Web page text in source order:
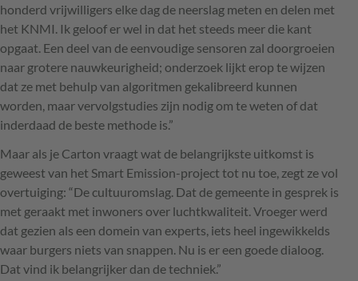
honderd vrijwilligers elke dag de neerslag meten en delen met
het KNMI. Ik geloof er wel in dat het steeds meer die kant
opgaat. Een deel van de eenvoudige sensoren zal doorgroeien
naar grotere nauwkeurigheid; onderzoek lijkt erop te wijzen
dat ze met behulp van algoritmen gekalibreerd kunnen
worden, maar vervolgstudies zijn nodig om te weten of dat
inderdaad de beste methode is.”
Maar als je Carton vraagt wat de belangrijkste uitkomst is
geweest van het Smart Emission-project tot nu toe, zegt ze vol
overtuiging: “De cultuuromslag. Dat de gemeente in gesprek is
met geraakt met inwoners over luchtkwaliteit. Vroeger werd
dat gezien als een domein van experts, iets heel ingewikkelds
waar burgers niets van snappen. Nu is er een goede dialoog.
Dat vind ik belangrijker dan de techniek.”